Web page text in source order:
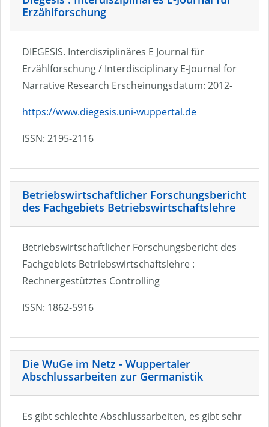
Erzählforschung
DIEGESIS. Interdisziplinäres E Journal für
Erzählforschung / Interdisciplinary E-Journal for
Narrative Research Erscheinungsdatum: 2012-
https://www.diegesis.uni-wuppertal.de
ISSN: 2195-2116
Betriebswirtschaftlicher Forschungsbericht
des Fachgebiets Betriebswirtschaftslehre
Betriebswirtschaftlicher Forschungsbericht des
Fachgebiets Betriebswirtschaftslehre :
Rechnergestütztes Controlling
ISSN: 1862-5916
Die WuGe im Netz - Wuppertaler
Abschlussarbeiten zur Germanistik
Es gibt schlechte Abschlussarbeiten, es gibt sehr